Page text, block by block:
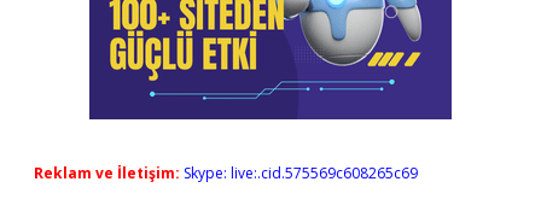
Reklam ve İletişim: Skype: live:.cid.575569c608265c69